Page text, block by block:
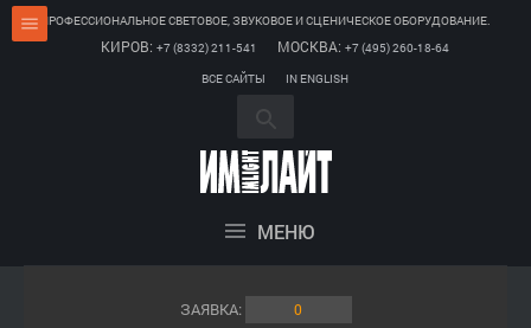
ПРОФЕССИОНАЛЬНОЕ СВЕТОВОЕ, ЗВУКОВОЕ И СЦЕНИЧЕСКОЕ ОБОРУДОВАНИЕ.
КИРОВ: +7 (8332) 211-541 МОСКВА: +7 (495) 260-18-64
ВСЕ САЙТЫ
IN ENGLISH
МЕНЮ
ЗАЯВКА: 0